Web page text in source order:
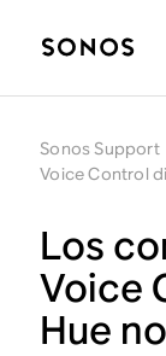
Sonos Support
Voice Control
Los
Voice
Hue